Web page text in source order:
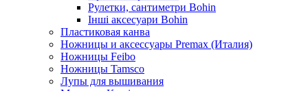
Рулетки, сантиметри Bohin
Інші аксесуари Bohin
Пластиковая канва
Ножницы и аксессуары Premax (Италия)
Ножницы Feibo
Ножницы Tamsco
Лупы для вышивания